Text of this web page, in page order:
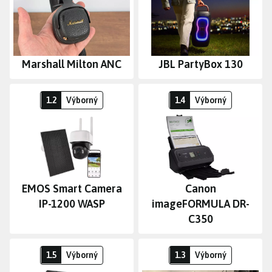
Marshall Milton ANC JBL PartyBox 130
Dohled bez kabelů
1.2 Výborný
EMOS Smart Camera
IP-1200 WASP
Pohodlné
1.4 Výborný
Canon
imageFORMULA DR-
C350
Retro herní konzole
1.5 Výborný Superrychlý
1.3 Výborný